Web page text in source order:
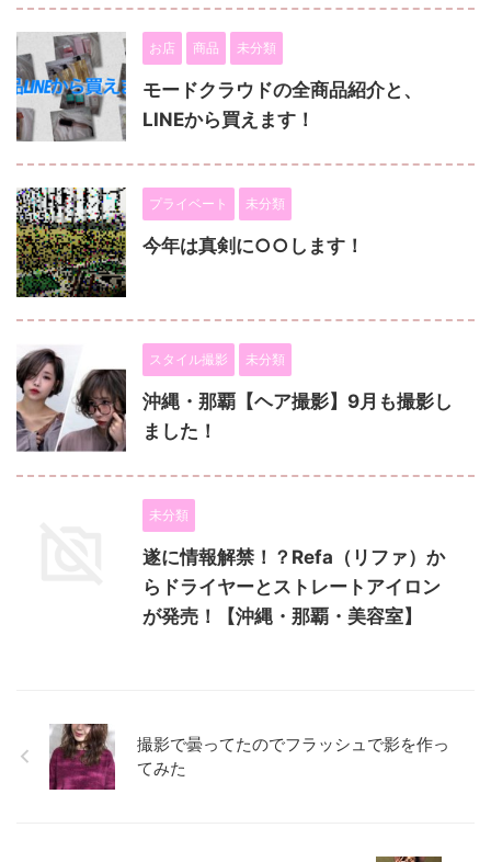
お店 商品 未分類
モードクラウドの全商品紹介と、
LINEから買えます！
プライベート 未分類
今年は真剣に○○します！
スタイル撮影 未分類
沖縄・那覇【ヘア撮影】9月も撮影し
ました！
未分類
遂に情報解禁！？Refa（リファ）か
らドライヤーとストレートアイロン
が発売！【沖縄・那覇・美容室】
撮影で曇ってたのでフラッシュで影を作っ
てみた